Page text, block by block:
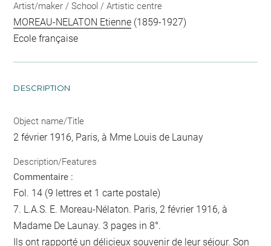
Artist/maker / School / Artistic centre
MOREAU-NELATON Etienne (1859-1927)
Ecole française
DESCRIPTION
Object name/Title
2 février 1916, Paris, à Mme Louis de Launay
Description/Features
Commentaire :
Fol. 14 (9 lettres et 1 carte postale)
7. L.A.S. E. Moreau-Nélaton. Paris, 2 février 1916, à
Madame De Launay. 3 pages in 8°.
Ils ont rapporté un délicieux souvenir de leur séjour. Son